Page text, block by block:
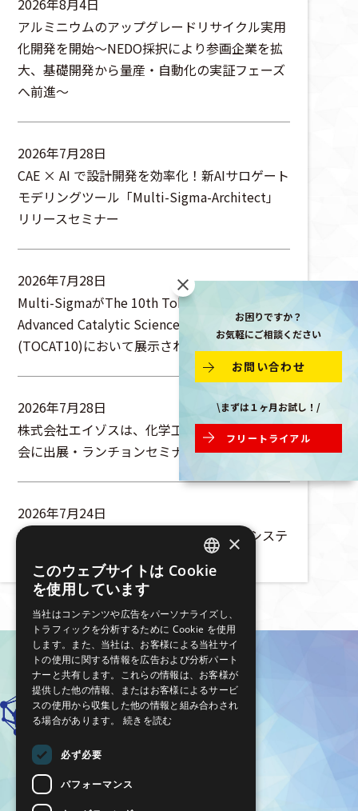
2026年8月4日
アルミニウムのアップグレードリサイクル実用
化開発を開始～NEDO採択により参画企業を拡
大、基礎開発から量産・自動化の実証フェーズ
へ前進～
2026年7月28日
CAE × AI で設計開発を効率化！新AIサロゲート
モデリングツール「Multi-Sigma-Architect」
リリースセミナー
2026年7月28日
Multi-SigmaがThe 10th Tokyo Conference on
Advanced Catalytic Science and Technology
(TOCAT10)において展示されます
2026年7月28日
株式会社エイゾスは、化学工学会第57回秋季大
会に出展・ランチョンセミナーを行います
2026年7月24日
株式会社エイゾスは、第36回設計工学・システ
ム部門講演会にて講演を行います
お困りですか？
お気軽にご相談ください
お問い合わせ
\まずは１ヶ月お試し！/
フリートライアル
JAPANESE
×
このウェブサイトは Cookie
を使用しています
当社はコンテンツや広告をパーソナライズし、
トラフィックを分析するために Cookie を使用
します。また、当社は、お客様による当社サイ
トの使用に関する情報を広告および分析パート
ナーと共有します。これらの情報は、お客様が
提供した他の情報、またはお客様によるサービ
スの使用から収集した他の情報と組み合わされ
る場合があります。続きを読む
必ず必要
パフォーマンス